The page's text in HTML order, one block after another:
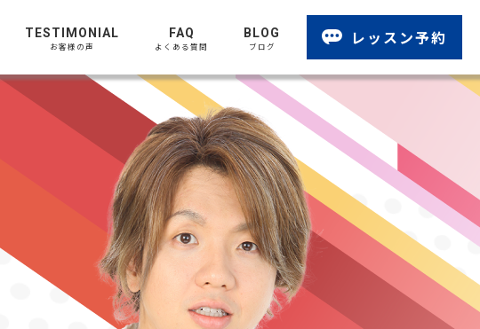
TESTIMONIAL
お客様の声
FAQ
よくある質問
BLOG
ブログ レッスン予約